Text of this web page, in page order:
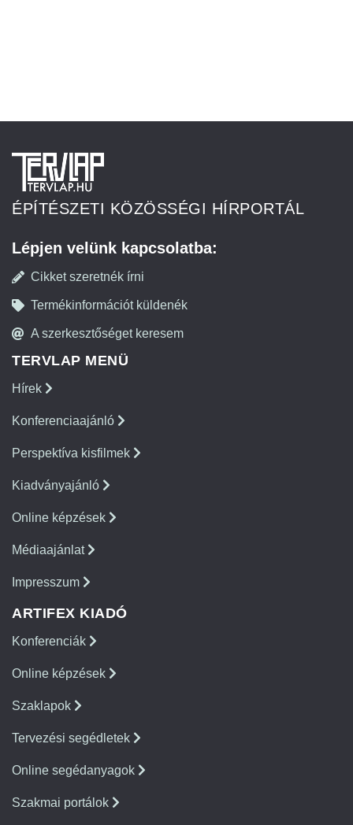
ÉPÍTÉSZETI KÖZÖSSÉGI HÍRPORTÁL
Lépjen velünk kapcsolatba:
Cikket szeretnék írni
Termékinformációt küldenék
A szerkesztőséget keresem
TERVLAP MENÜ
Hírek
Konferenciaajánló
Perspektíva kisfilmek
Kiadványajánló
Online képzések
Médiaajánlat
Impresszum
ARTIFEX KIADÓ
Konferenciák
Online képzések
Szaklapok
Tervezési segédletek
Online segédanyagok
Szakmai portálok